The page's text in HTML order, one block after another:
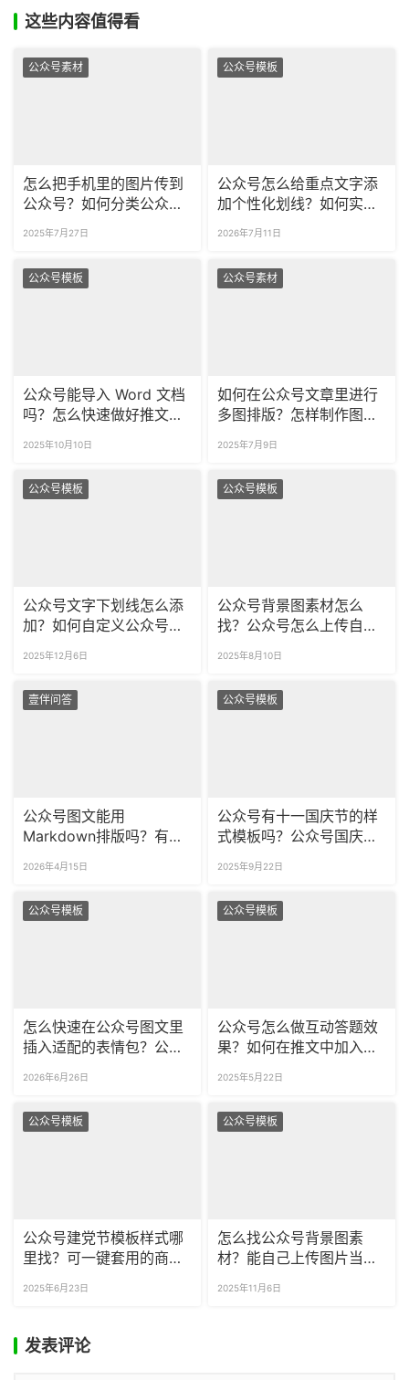
这些内容值得看
公众号素材
怎么把手机里的图片传到
公众号？如何分类公众号
2025年7月27日
公众号模板
公众号怎么给重点文字添
加个性化划线？如何实现
2026年7月11日
公众号模板
公众号能导入 Word 文档
吗？怎么快速做好推文排
2025年10月10日
公众号素材
如何在公众号文章里进行
多图排版？怎样制作图片
2025年7月9日
公众号模板
公众号文字下划线怎么添
加？如何自定义公众号的
2025年12月6日
公众号模板
公众号背景图素材怎么
找？公众号怎么上传自定
2025年8月10日
壹伴问答
公众号图文能用
Markdown排版吗？有什
2026年4月15日
公众号模板
公众号有十一国庆节的样
式模板吗？公众号国庆节
2025年9月22日
公众号模板
怎么快速在公众号图文里
插入适配的表情包？公众
风险？
2026年6月26日
公众号模板
公众号怎么做互动答题效
果？如何在推文中加入图
2025年5月22日
公众号模板
公众号建党节模板样式哪
里找？可一键套用的商用
2025年6月23日
公众号模板
怎么找公众号背景图素
材？能自己上传图片当公
2025年11月6日
发表评论